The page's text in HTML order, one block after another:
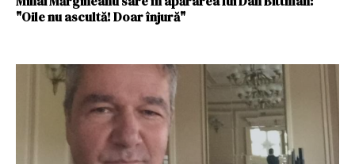
"Oile nu ascultă! Doar înjură"